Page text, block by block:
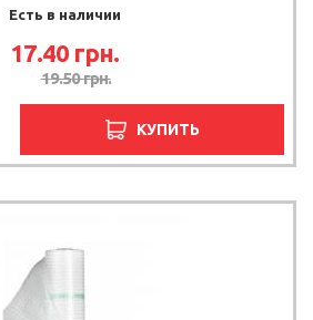
Есть в наличии
17.40 грн.
19.50грн.
КУПИТЬ